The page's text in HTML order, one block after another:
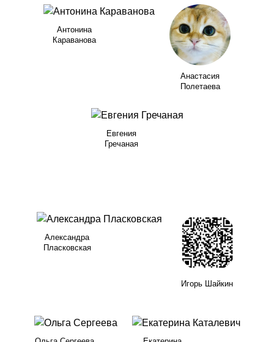
Антонина
Караванова
Анастасия
Полетаева
Евгения
Гречаная
Александра
Пласковская
Игорь Шайкин